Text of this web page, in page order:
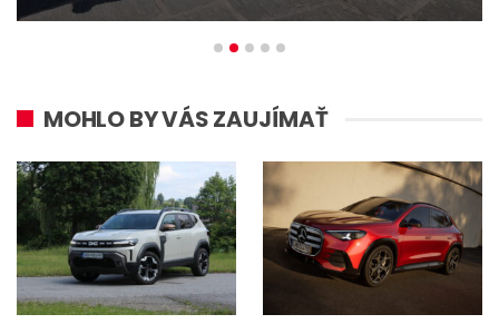
MOHLO BY VÁS ZAUJÍMAŤ